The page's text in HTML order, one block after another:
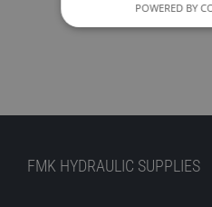
FMK HYDRAULIC SUPPLIES
POWERED BY